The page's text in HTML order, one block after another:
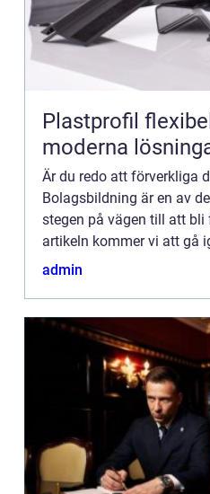
Plastprofil flexibel byggsten för
moderna
Är du redo att förverkliga
Bolagsbildning är en av
stegen på vägen till att bli
artikeln kommer vi att gå
f&ou...
admin